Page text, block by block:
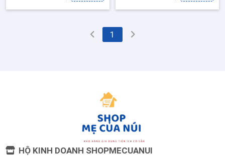
1
HỘ KINH DOANH SHOPMECUANUI